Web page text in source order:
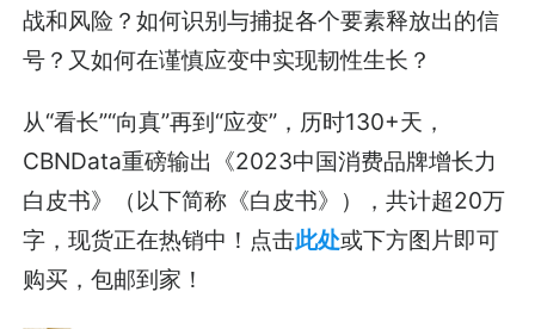
战和风险？如何识别与捕捉各个要素释放出的信
号？又如何在谨慎应变中实现韧性生长？
从“看长”“向真”再到“应变”，历时130+天，
CBNData重磅输出《2023中国消费品牌增长力
白皮书》（以下简称《白皮书》），共计超20万
字，现货正在热销中！点击此处或下方图片即可
购买，包邮到家！